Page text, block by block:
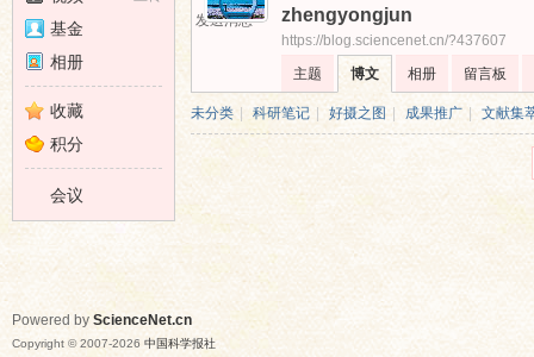
›
发送消息
zhengyongjun
https://blog.sciencenet.cn/?437607
主题
博文 相册 留言板
未分类 科研笔记 好摄之图 成果推广 文献集
基金
相册
收藏
积分
会议
Powered by ScienceNet.cn
Copyright © 2007-2026 中国科学报社